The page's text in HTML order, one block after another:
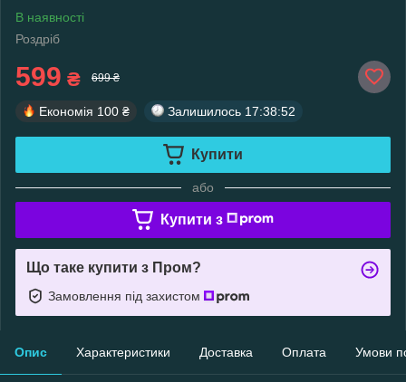
В наявності
Роздріб
599 ₴ 699 ₴
Економія 100 ₴ Залишилось 17:38:51
Купити
або
Купити з
Що таке купити з Пром?
Замовлення під захистом
Опис Характеристики Доставка Оплата Умови